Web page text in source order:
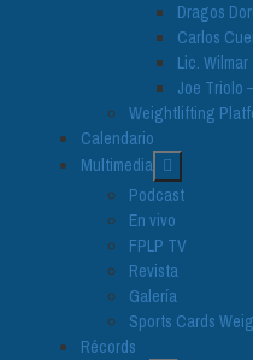
Dragos
Carlos
Lic.
Joe Triolo
Weightlifting
Calendario
Multimedia
Podcast
En vivo
FPLP TV
Revista
Galería
Sports Cards
Récords